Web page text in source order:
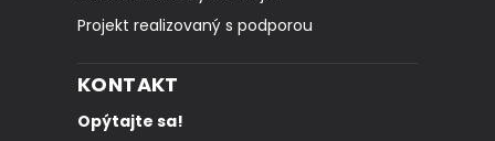
Projekt realizovaný s podporou
KONTAKT
Opýtajte sa!